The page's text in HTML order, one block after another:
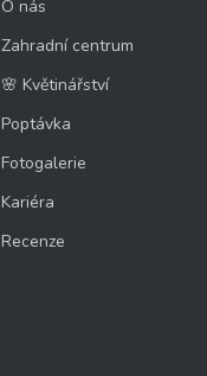
O nás
Zahradní centrum
🌸 Květinářství
Poptávka
Fotogalerie
Kariéra
Recenze